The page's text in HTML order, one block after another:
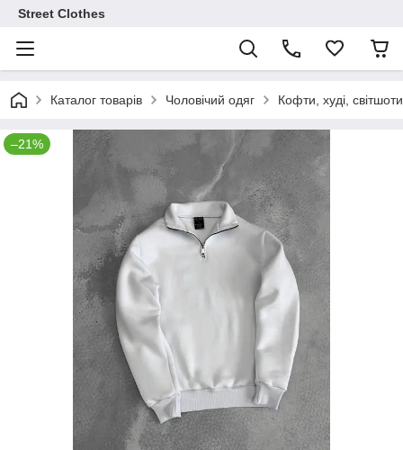
Street Clothes
Каталог товарів Чоловічий одяг Кофти, худі, світшоти
–21%